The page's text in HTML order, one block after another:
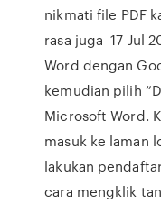
nikmati file PDF
rasa juga 17 Jul
Word dengan
kemudian pilih
Microsoft Word.
masuk ke laman
lakukan
cara mengklik